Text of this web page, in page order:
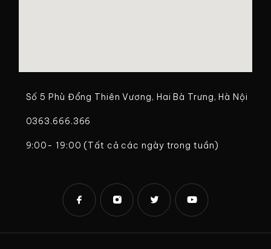
Số 5 Phù Đổng Thiên Vương, Hai Bà Trưng, Hà Nội
0363.666.366
9:00- 19:00 (Tất cả các ngày trong tuần)